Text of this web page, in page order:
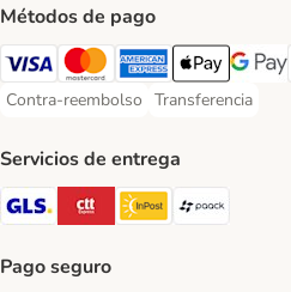
Métodos de pago
Visa Payment Method
Mastercard Payment Method
American Express
Apple PayGoogle
Contra-reembolso
Contra-reembolso Payment Method
Transferencia
Transferencia
Servicios de entrega
GLS Shipping Method
CTTExpress Shipping
InPostpaack
Pago seguro